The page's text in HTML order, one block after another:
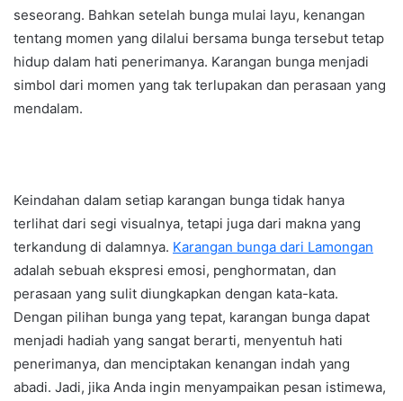
seseorang. Bahkan setelah bunga mulai layu, kenangan
tentang momen yang dilalui bersama bunga tersebut tetap
hidup dalam hati penerimanya. Karangan bunga menjadi
simbol dari momen yang tak terlupakan dan perasaan yang
mendalam.
Keindahan dalam setiap karangan bunga tidak hanya
terlihat dari segi visualnya, tetapi juga dari makna yang
terkandung di dalamnya. Karangan bunga dari Lamongan
adalah sebuah ekspresi emosi, penghormatan, dan
perasaan yang sulit diungkapkan dengan kata-kata.
Dengan pilihan bunga yang tepat, karangan bunga dapat
menjadi hadiah yang sangat berarti, menyentuh hati
penerimanya, dan menciptakan kenangan indah yang
abadi. Jadi, jika Anda ingin menyampaikan pesan istimewa,